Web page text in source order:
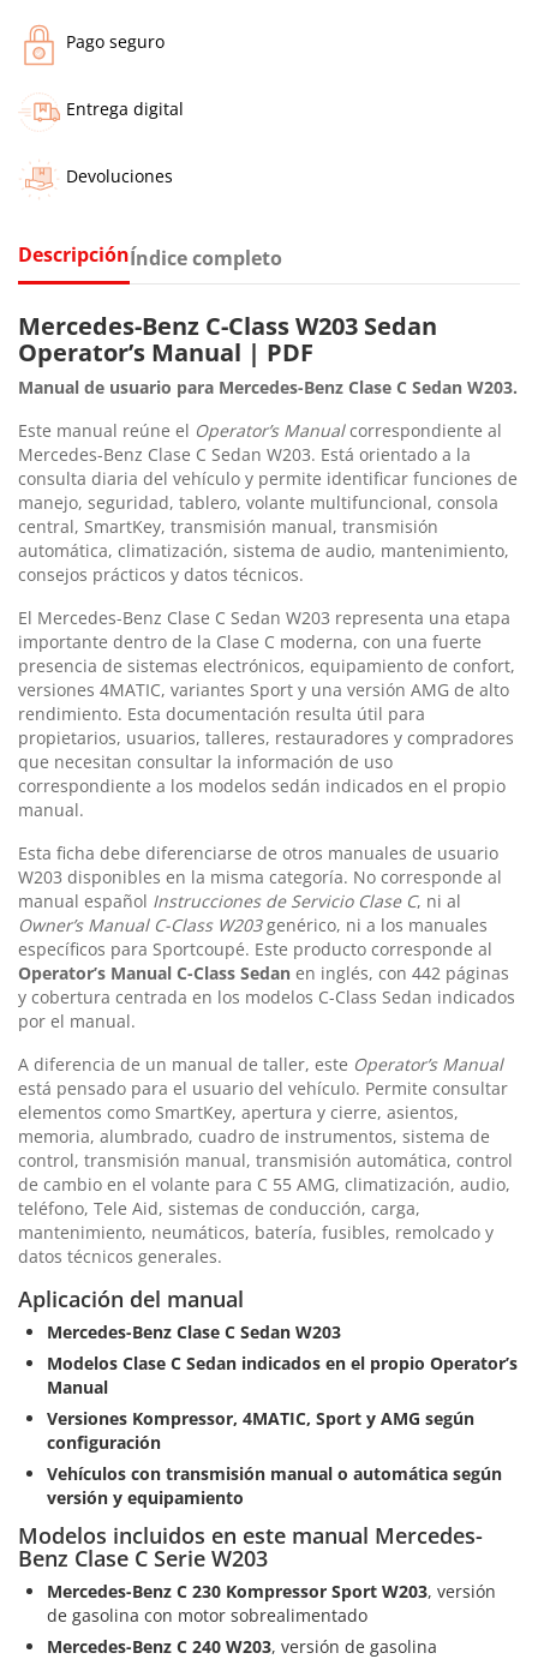
Pago seguro
Entrega digital
Devoluciones
DescripciónÍndice completo
Mercedes-Benz C-Class W203 Sedan
Operator’s Manual | PDF
Manual de usuario para Mercedes-Benz Clase C Sedan W203.
Este manual reúne el Operator’s Manualcorrespondiente al
Mercedes-Benz Clase C Sedan W203. Está orientado a la
consulta diaria del vehículo y permite identificar funciones de
manejo, seguridad, tablero, volante multifuncional, consola
central, SmartKey, transmisión manual, transmisión
automática, climatización, sistema de audio, mantenimiento,
consejos prácticos y datos técnicos.
El Mercedes-Benz Clase C Sedan W203 representa una etapa
importante dentro de la Clase C moderna, con una fuerte
presencia de sistemas electrónicos, equipamiento de confort,
versiones 4MATIC, variantes Sport y una versión AMG de alto
rendimiento. Esta documentación resulta útil para
propietarios, usuarios, talleres, restauradores y compradores
que necesitan consultar la información de uso
correspondiente a los modelos sedán indicados en el propio
manual.
Esta ficha debe diferenciarse de otros manuales de usuario
W203 disponibles en la misma categoría. No corresponde al
manual español Instrucciones de Servicio Clase C, ni al
Owner’s Manual C-Class W203genérico, ni a los manuales
específicos para Sportcoupé. Este producto corresponde al
Operator’s Manual C-Class Sedan en inglés, con 442 páginas
y cobertura centrada en los modelos C-Class Sedan indicados
por el manual.
A diferencia de un manual de taller, este Operator’s Manual
está pensado para el usuario del vehículo. Permite consultar
elementos como SmartKey, apertura y cierre, asientos,
memoria, alumbrado, cuadro de instrumentos, sistema de
control, transmisión manual, transmisión automática, control
de cambio en el volante para C 55 AMG, climatización, audio,
teléfono, Tele Aid, sistemas de conducción, carga,
mantenimiento, neumáticos, batería, fusibles, remolcado y
datos técnicos generales.
Aplicación del manual
Mercedes-Benz Clase C Sedan W203
Modelos Clase C Sedan indicados en el propio Operator’s
Manual
Versiones Kompressor, 4MATIC, Sport y AMG según
configuración
Vehículos con transmisión manual o automática según
versión y equipamiento
Modelos incluidos en este manual Mercedes-
Benz Clase C Serie W203
Mercedes-Benz C 230 Kompressor Sport W203, versión
de gasolina con motor sobrealimentado
Mercedes-Benz C 240 W203, versión de gasolina